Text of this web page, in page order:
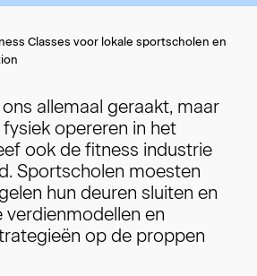
Classes voor lokale sportscholen en
allemaal geraakt, maar
opereren in het
ook de fitness industrie
Sportscholen moesten
hun deuren sluiten en
en
op de proppen